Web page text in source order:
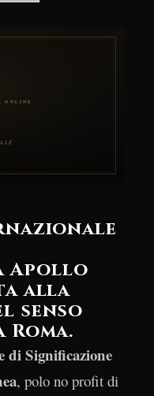
Apollo
alla
senso
di Significazione
, polo no profit di